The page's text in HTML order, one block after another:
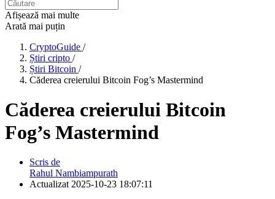
Afișează mai multe
Arată mai puțin
CryptoGuide /
Știri cripto /
Știri Bitcoin /
Căderea creierului Bitcoin Fog’s Mastermind
Căderea creierului Bitcoin
Fog’s Mastermind
Scris de
Rahul Nambiampurath
Actualizat 2025-10-23 18:07:11